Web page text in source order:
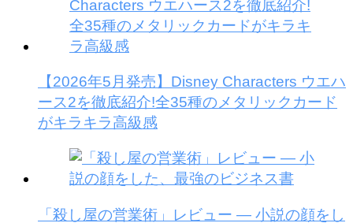
【2026年5月発売】Disney Characters ウエハ
ース2を徹底紹介!全35種のメタリックカード
がキラキラ高級感
「殺し屋の営業術」レビュー — 小説の顔をし